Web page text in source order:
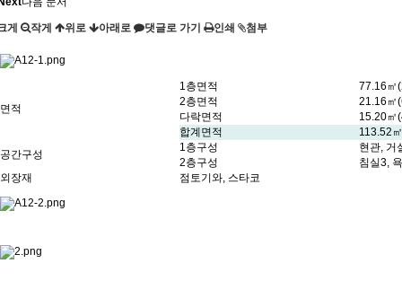
게 작게 위로 아래로 댓글로 가기 인쇄 첨부
면적
1층면적
77.16㎡
2층면적
21.16㎡
다락면적
15.20㎡
합계면적
113.52
공간구성
1층구성
현관, 거
2층구성
침실3,
외장재
점토기와, 스타코